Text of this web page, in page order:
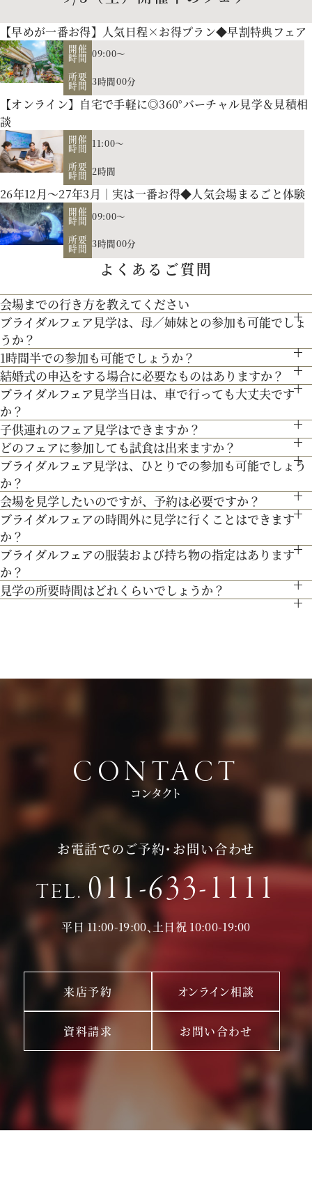
お二人の希望に合わせた挙式のスタイル（挙式のみ、披露
宴、パーティー等）や予算に応じたプランニングをさせていた
【北海道フレンチ】北海道の契約生産者さん直送の食材を使
持つ貴田岡シェフの試食をお楽しみください！
最新のトレンドコーディネート体験が可能。
個性やテーマに合わせて素敵な空間を作り上げます！ウェディ
ングのテーマやお二人のこだわりを反映させたオリジナルの会
200年の歴史ある厳かな雰囲気に包まれる大聖堂で、結婚式の
真髄を感じていただける見学ツアー。広大な空間と圧倒的な美
しさを誇る大聖堂で、神聖な儀式が執り行われる特別な場所
を、ぜひ実際にご体感ください♪
３Dプロジェクションマッピングを始め、先輩カップル絶賛の
最先端のウェディング演出の数々をご紹介。ゲストと楽しむ演
出、お姫様のように注目される演出、あなたの理想にあったも
のをご提案します。
専属衣装室『マリアクリスティ』をご案内。夢のような結婚式
を彩るドレスを間近でご覧いただける特別な機会です。是非運
命の1着を見つけてみてください＊
【早めが一番お得】人気日程×お得プラン◆早割特典フェア
開催
時間 09:00～
所要
時間 3時間00分
【オンライン】自宅で手軽に◎360°バーチャル見学＆見積相
談
開催
時間 11:00～
所要
時間 2時間
26年12月～27年3月｜実は一番お得◆人気会場まるごと体験
開催
時間 09:00～
所要
時間 3時間00分
よくあるご質問
会場までの行き方を教えてください
●お車でお越しの方へ JR札幌駅から約15分 地下鉄西28丁
目から約3分
●交通機関をご利用の方へ 地下鉄東西線「西28丁目」駅下
車 2番出口より徒歩約15分となっております。
ブライダルフェア見学は、母／姉妹との参加も可能でしょ
うか？
もちろん可能です。親御様やご家族との参加も歓迎しておりま
す。
1時間半での参加も可能でしょうか？
通常、会場見学と試食で3時間程となります。時間内で必要な
ご案内にてご対応させて頂きます。
結婚式の申込をする場合に必要なものはありますか？
お内金と印鑑をお持ちいただいております。都度、プランナー
よりご案内させて頂きますのでご安心ください。
ブライダルフェア見学当日は、車で行っても大丈夫です
か？
お車でお越しいただいても大丈夫です。その際は、会場併設の
無料駐車場をご利用下さい。
子供連れのフェア見学はできますか？
もちろん可能です。授乳室等もご用意しておりますのでご安心
ください。
また、お子様連れでのご来館が不安な場合は、オンライン相談
フェアもご検討下さい。
どのフェアに参加しても試食は出来ますか？
「試食」マークのついているフェアにて、シェフ厳選料理の無
料試食を行っております。
ブライダルフェア見学は、ひとりでの参加も可能でしょう
か？
もちろん可能です。おひとり様でのご見学も歓迎しておりま
す。
会場を見学したいのですが、予約は必要ですか？
予約制ではございませんが、予約の方優先でご案内をしており
ます。
事前にご予約頂けますとご希望の日時に見学確実かと存じます
ので、ブライダルフェアページより予約、またはお電話にてお
ブライダルフェアの時間外に見学に行くことはできます
か？
ブライダルフェア開催時間帯での参加が難しい場合は、お電話
にてお気軽にご相談下さい。
ブライダルフェアの服装および持ち物の指定はあります
か？
特に指定はございません。服装は普段着でお気軽にお越しく
見学の所要時間はどれくらいでしょうか？
ご試食やお見積もり・日程のご提示を含めて３時間程お時間を
CONTACT
コンタクト
お電話でのご予約・お問い合わせ
TEL. 011-633-1111
平日 11:00-19:00、土日祝 10:00-19:00
来店予約 オンライン相談
資料請求 お問い合わせ